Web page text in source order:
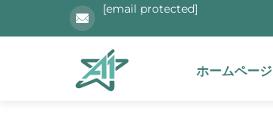
[email protected]
ホームページ